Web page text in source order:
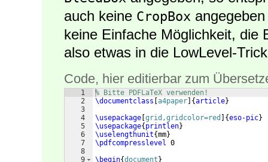
auch keine CropBox
keine Einfache Möglichkeit, die
also etwas in die LowLevel-
Code, hier editierbar zum
1
2
3
4
5
6
7
8
9
% Bitte PDFLaTeX verwenden!
\documentclass a4paper {article}
\usepackage grid,gridcolor=red {eso-pic}
\usepackage{ printlen}
\uselengthunit{mm}
\pdfcompresslevel 0
\begin{document }